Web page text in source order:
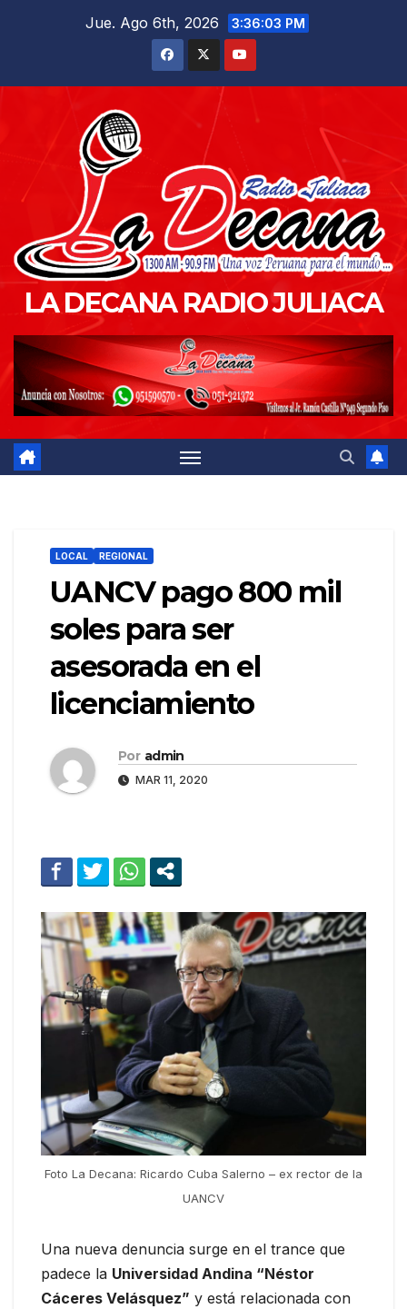
Jue. Ago 6th, 2026 3:36:04 PM
LA DECANA RADIO JULIACA
LOCAL REGIONAL
UANCV pago 800 mil
soles para ser
asesorada en el
licenciamiento
Por admin
MAR 11, 2020
Foto La Decana: Ricardo Cuba Salerno – ex rector de la
UANCV
Una nueva denuncia surge en el trance que
padece la Universidad Andina “Néstor
Cáceres Velásquez” y está relacionada con